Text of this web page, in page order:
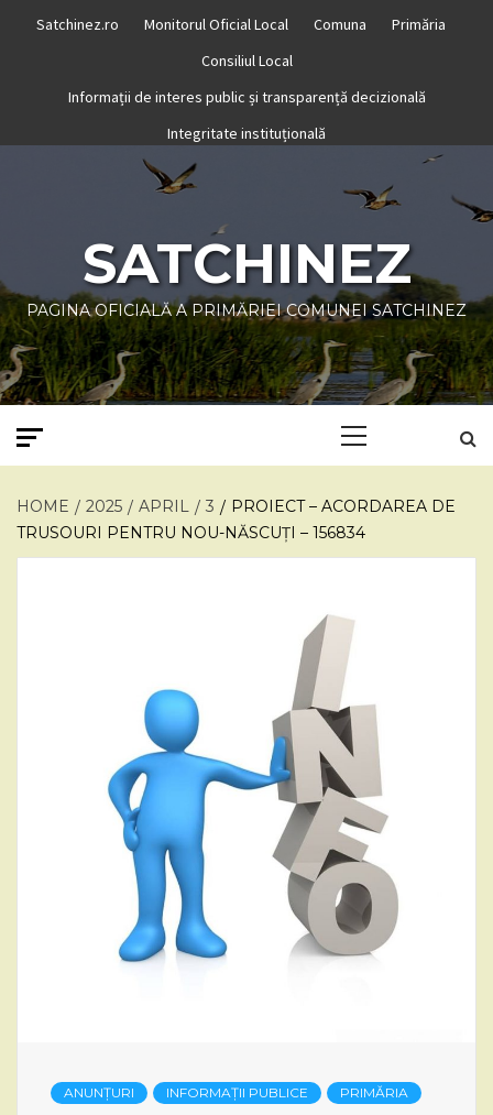
Satchinez.ro Monitorul Oficial Local Comuna
Primăria
Consiliul Local
Informații de interes public și transparență decizională
Integritate instituțională
SATCHINEZ
PAGINA OFICIALĂ A PRIMĂRIEI COMUNEI SATCHINEZ
HOME 2025 APRIL 3
PROIECT – ACORDAREA DE
TRUSOURI PENTRU NOU-NĂSCUȚI – 156834
ANUNȚURI INFORMAȚII PUBLICE PRIMĂRIA